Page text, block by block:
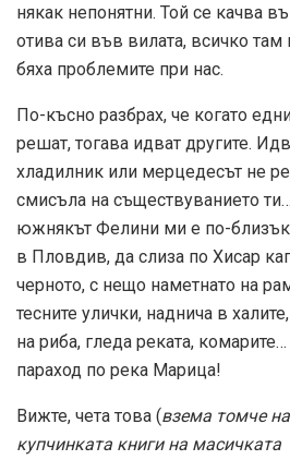
някак непонятни. Той се качва
отива си във вилата, всичко
бяха проблемите при нас.
По-късно разбрах, че когато
решат, тогава идват другите.
хладилник или мерцедесът не
смисъла на съществуванието
южнякът Фелини ми е по-
в Пловдив, да слиза по Хисар
черното, с нещо наметнато на
тесните улички, наднича в
на риба, гледа реката,
параход по река Марица!
Вижте, чета това (взема томче
купчинката книги на масичката